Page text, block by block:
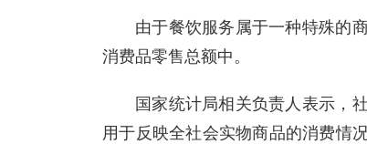
由于餐饮服务属于一种特殊的
消费品零售总额中。
国家统计局相关负责人表示，
用于反映全社会实物商品的消费情